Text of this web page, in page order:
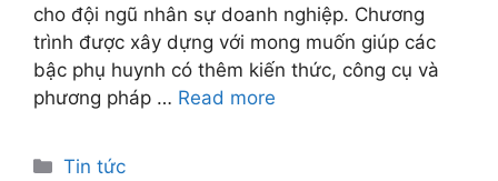
cho đội ngũ nhân sự doanh nghiệp. Chương
trình được xây dựng với mong muốn giúp các
bậc phụ huynh có thêm kiến thức, công cụ và
phương pháp … Read more
Tin tức